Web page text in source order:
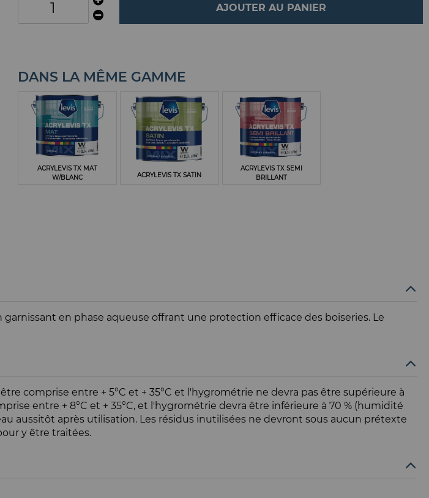
AJOUTER AU PANIER
DANS LA MÊME GAMME
ACRYLEVIS TX MAT
W/BLANC
ACRYLEVIS TX SATIN
ACRYLEVIS TX SEMI
BRILLANT
en phase aqueuse offrant une protection efficace des boiseries. Le
comprise entre + 5°C et + 35°C et l'hygrométrie ne devra pas être supérieure à
entre + 8°C et + 35°C, et l'hygrométrie devra être inférieure à 70 % (humidité
aussitôt après utilisation. Les résidus inutilisées ne devront sous aucun prétexte
y être traitées.